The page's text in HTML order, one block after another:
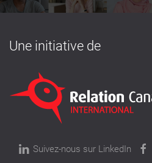
Une initiative de
Suivez-nous sur LinkedIn